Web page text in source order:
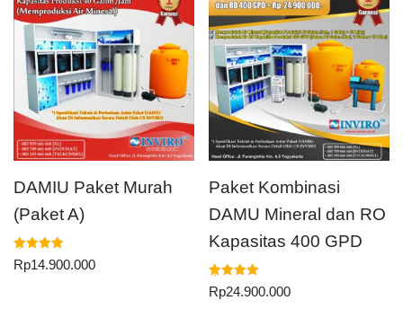
DAMIU Paket Murah
(Paket A)
Dinilai
5.00
Rp14.900.000
Paket Kombinasi
DAMU Mineral dan RO
Kapasitas 400 GPD
Dinilai
5.00
Rp24.900.000